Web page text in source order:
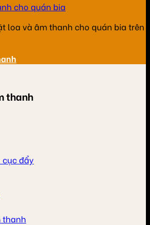
cho quán bia
loa và âm thanh cho quán bia trên
thanh
đẩy
thanh